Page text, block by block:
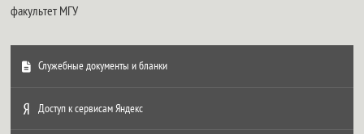
факультет МГУ
Служебные документы и бланки
Доступ к сервисам Яндекс